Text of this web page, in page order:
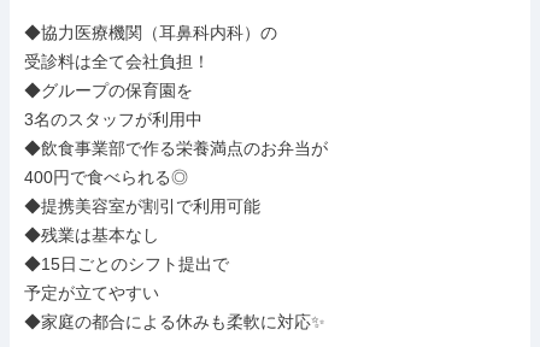
◆協力医療機関（耳鼻科内科）の
受診料は全て会社負担！
◆グループの保育園を
3名のスタッフが利用中
◆飲食事業部で作る栄養満点のお弁当が
400円で食べられる◎
◆提携美容室が割引で利用可能
◆残業は基本なし
◆15日ごとのシフト提出で
予定が立てやすい
◆家庭の都合による休みも柔軟に対応✨